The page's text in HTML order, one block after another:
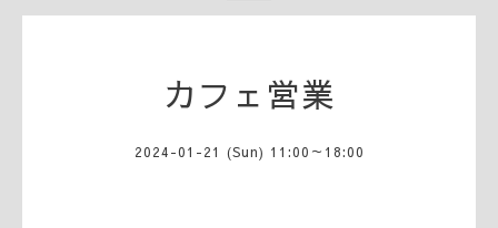
カフェ営業
2024-01-21 (Sun) 11:00～18:00